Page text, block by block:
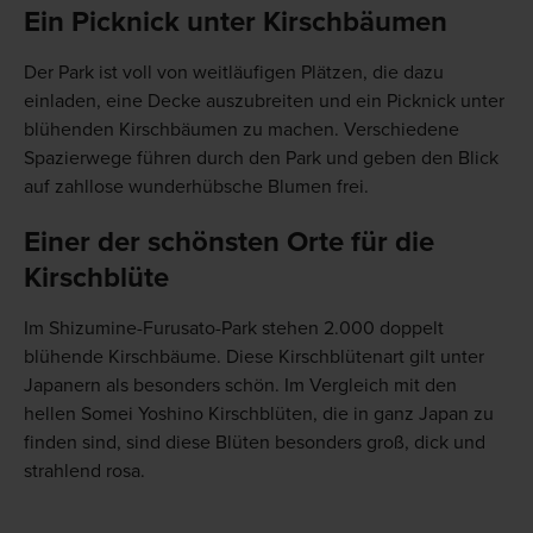
Ein Picknick unter Kirschbäumen
Der Park ist voll von weitläufigen Plätzen, die dazu
einladen, eine Decke auszubreiten und ein Picknick unter
blühenden Kirschbäumen zu machen. Verschiedene
Spazierwege führen durch den Park und geben den Blick
auf zahllose wunderhübsche Blumen frei.
Einer der schönsten Orte für die
Kirschblüte
Im Shizumine-Furusato-Park stehen 2.000 doppelt
blühende Kirschbäume. Diese Kirschblütenart gilt unter
Japanern als besonders schön. Im Vergleich mit den
hellen Somei Yoshino Kirschblüten, die in ganz Japan zu
finden sind, sind diese Blüten besonders groß, dick und
strahlend rosa.